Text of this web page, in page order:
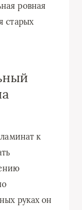
ровная
старых
к
руках он